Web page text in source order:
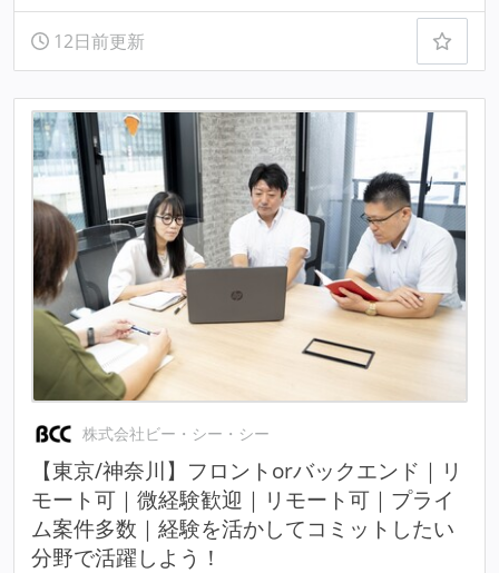
12日前更新
株式会社ビー・シー・シー
【東京/神奈川】フロントorバックエンド｜リ
モート可｜微経験歓迎｜リモート可｜プライ
ム案件多数｜経験を活かしてコミットしたい
分野で活躍しよう！